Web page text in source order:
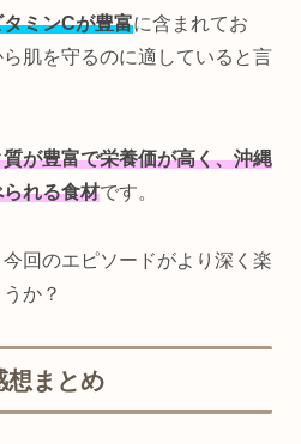
タミンCが豊富に含まれてお
肌を守るのに適していると言
が豊富で栄養価が高く、沖縄
れる食材です。
回のエピソードがより深く楽
か？
想まとめ